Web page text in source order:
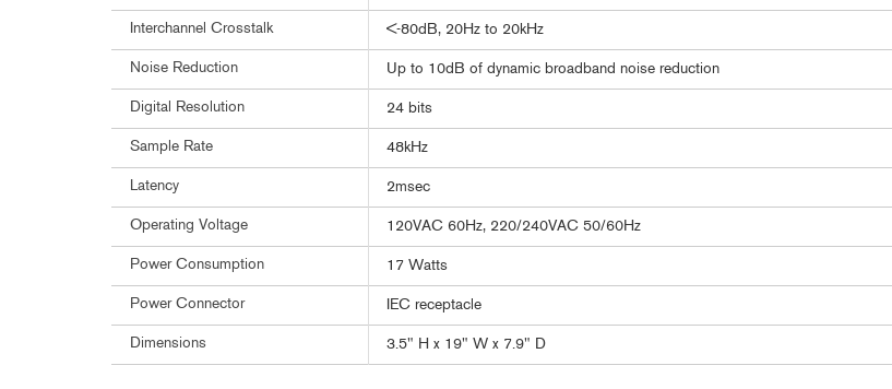
Interchannel Crosstalk <-80dB, 20Hz to 20kHz
Noise Reduction Up to 10dB of dynamic broadband noise reduction
Digital Resolution 24 bits
Sample Rate 48kHz
Latency 2msec
Operating Voltage 120VAC 60Hz, 220/240VAC 50/60Hz
Power Consumption 17 Watts
Power Connector IEC receptacle
Dimensions 3.5" H x 19" W x 7.9" D